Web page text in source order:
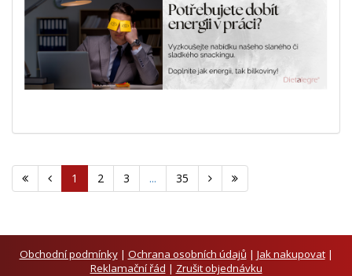
1 2 3 ... 35
Obchodní podmínky| Ochrana osobních údajů | Jak nakupovat|
Reklamační řád | Zrušit objednávku